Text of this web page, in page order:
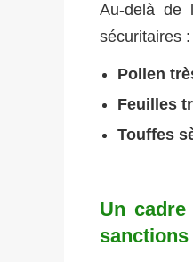
Au-delà de
sécuritaires :
Pollen
Feuilles
Touffes
Un